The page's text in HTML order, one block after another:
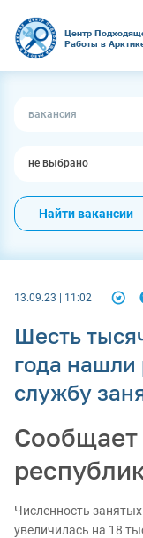
Центр
Работы в
не выбрано
Найти вакансии
13.09.23 | 11:02
Шесть
года нашли
службу
Сообщает
Численность
увеличилась на 18